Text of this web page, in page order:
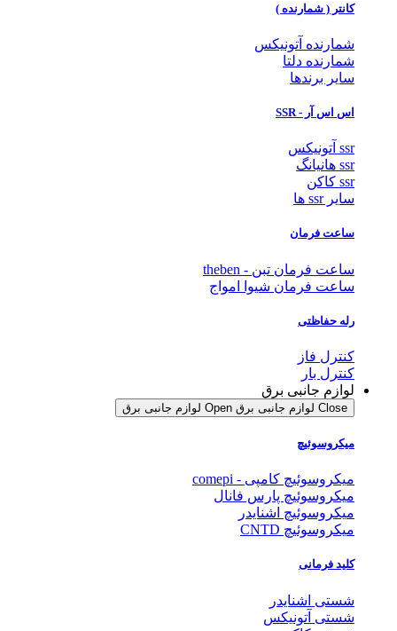
کانتر ( شمارنده )
شمارنده آتونیکس
شمارنده دلتا
سایر برندها
اس اس آر - SSR
ssr آتونیکس
ssr هانیانگ
ssr کاکن
سایر ssr ها
ساعت فرمان
ساعت فرمان تبن - theben
ساعت فرمان شیوا امواج
رله حفاظتی
کنترل فاز
کنترل بار
لوازم جانبی برق
Close لوازم جانبی برق Open لوازم جانبی برق
میکروسوئیچ
میکروسوئیچ کامپی - comepi
میکروسوئیچ پارس فانال
میکروسوئیچ اشنایدر
میکروسوئیچ CNTD
کلید فرمانی
شستی اشنایدر
شستی آتونیکس